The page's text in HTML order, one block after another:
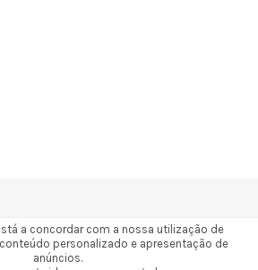
os direitos reservados a 3Gresins
a concordar com a nossa utilização de
personalizado e apresentação de
anúncios.